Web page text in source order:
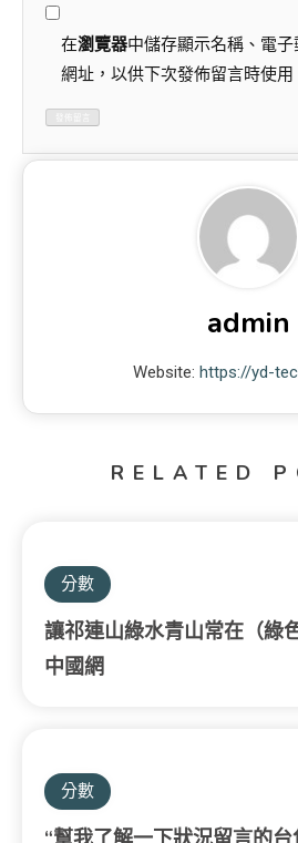
在瀏覽器中儲存顯示名稱、電
網址，以供下次發佈留言時使用
admin
Website: https://yd-
RELATED
分數
讓祁連山綠水青山常在（綠
中國網
分數